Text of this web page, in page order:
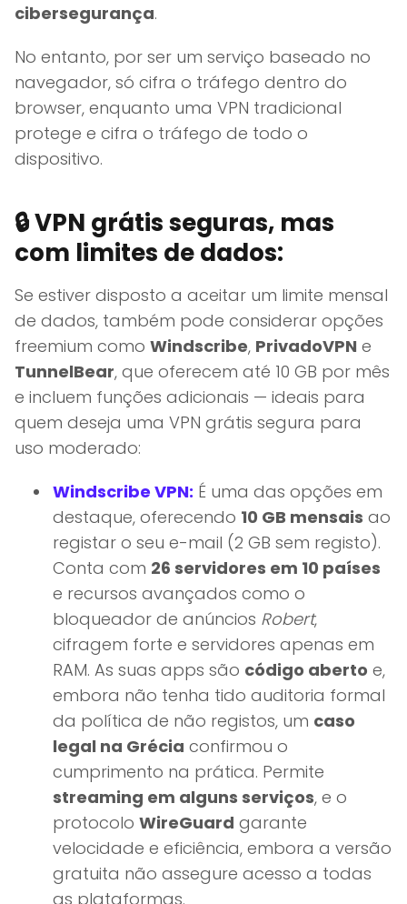
cibersegurança.
No entanto, por ser um serviço baseado no
navegador, só cifra o tráfego dentro do
browser, enquanto uma VPN tradicional
protege e cifra o tráfego de todo o
dispositivo.
🔒VPN grátis seguras, mas
com limites de dados:
Se estiver disposto a aceitar um limite mensal
de dados, também pode considerar opções
freemium como Windscribe, PrivadoVPN e
TunnelBear, que oferecem até 10 GB por mês
e incluem funções adicionais — ideais para
quem deseja uma VPN grátis segura para
uso moderado:
Windscribe VPN: É uma das opções em
destaque, oferecendo 10 GB mensais ao
registar o seu e-mail (2 GB sem registo).
Conta com 26 servidores em 10 países
e recursos avançados como o
bloqueador de anúncios Robert,
cifragem forte e servidores apenas em
RAM. As suas apps são código aberto e,
embora não tenha tido auditoria formal
da política de não registos, um caso
legal na Grécia confirmou o
cumprimento na prática. Permite
streaming em alguns serviços, e o
protocolo WireGuard garante
velocidade e eficiência, embora a versão
gratuita não assegure acesso a todas
as plataformas.